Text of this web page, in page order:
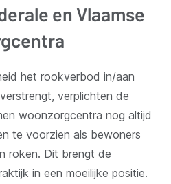
en Vlaamse
het rookverbod in/aan
verplichten de
woonzorgcentra nog altijd
te voorzien als bewoners
roken. Dit brengt de
in een moeilijke positie.